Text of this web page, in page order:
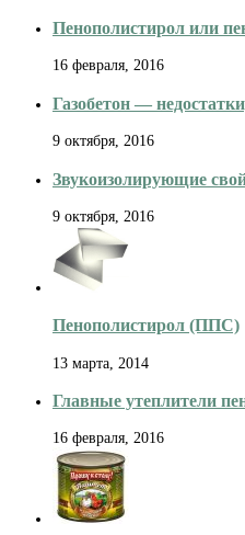
Пенополистирол или
16 февраля, 2016
Газобетон —
9 октября, 2016
Звукоизолирующие
9 октября, 2016
Пенополистирол (ППС)
13 марта, 2014
Главные утеплители
16 февраля, 2016